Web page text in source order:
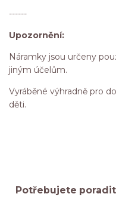
------
Upozornění:
Náramky jsou určeny
jiným účelům.
Vyráběné výhradně pro
děti.
Potřebujete